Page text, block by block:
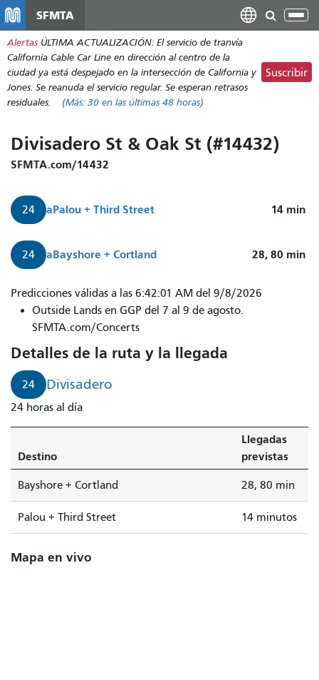
contenido
principal
SFMTA
Alertas ÚLTIMA ACTUALIZACIÓN: El servicio de tranvía
California Cable Car Line en dirección al centro de la
ciudad ya está despejado en la intersección de California y
Jones. Se reanuda el servicio regular. Se esperan retrasos
residuales.
(Más: 30 en las últimas 48 horas)
Suscribir
Divisadero St & Oak St (#14432)
SFMTA.com/14432
24 aPalou + Third Street 14 min
24 aBayshore + Cortland 28, 80 min
Predicciones válidas a las 6:42:01 AM del 9/8/2026
Outside Lands en GGP del 7 al 9 de agosto.
SFMTA.com/Concerts
Detalles de la ruta y la llegada
24 Divisadero
24 horas al día
Destino
Llegadas
previstas
Bayshore + Cortland 28, 80 min
Palou + Third Street 14 minutos
Mapa en vivo